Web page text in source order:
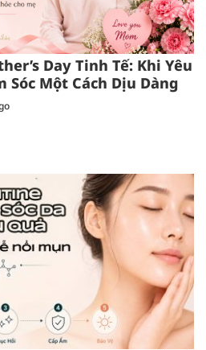
Day Tinh Tế: Khi Yêu
Một Cách Dịu Dàng